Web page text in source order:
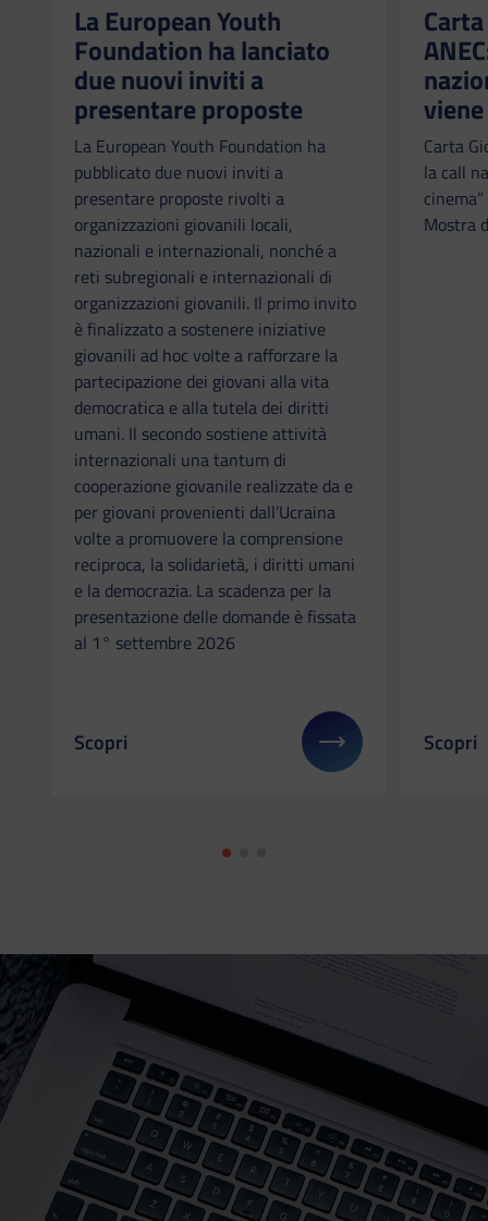
La European Youth
Foundation ha lanciato
due nuovi inviti a
presentare proposte
La European Youth Foundation ha
pubblicato due nuovi inviti a
presentare proposte rivolti a
organizzazioni giovanili locali,
nazionali e internazionali, nonché a
reti subregionali e internazionali di
organizzazioni giovanili. Il primo invito
è finalizzato a sostenere iniziative
giovanili ad hoc volte a rafforzare la
partecipazione dei giovani alla vita
democratica e alla tutela dei diritti
umani. Il secondo sostiene attività
internazionali una tantum di
cooperazione giovanile realizzate da e
per giovani provenienti dall’Ucraina
volte a promuovere la comprensione
reciproca, la solidarietà, i diritti umani
e la democrazia. La scadenza per la
presentazione delle domande è fissata
al 1° settembre 2026
Il link ti porterà ad avere maggiori dettagli su:
Scopri
Carta
la call
Mostra
Il link ti
Scopri